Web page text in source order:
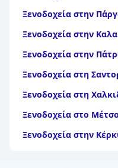
Ξενοδοχεία στην
Ξενοδοχεία στην
Ξενοδοχεία στην
Ξενοδοχεία στη
Ξενοδοχεία στη
Ξενοδοχεία στο
Ξενοδοχεία στην